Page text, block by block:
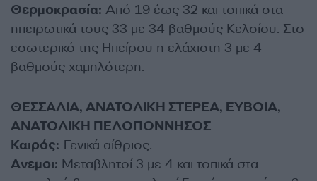
Θερμοκρασία: Από 19 έως 32 και τοπικά στα
ηπειρωτικά τους 33 με 34 βαθμούς Κελσίου. Στο
εσωτερικό της Ηπείρου η ελάχιστη 3 με 4
βαθμούς χαμηλότερη.
ΘΕΣΣΑΛΙΑ, ΑΝΑΤΟΛΙΚΗ ΣΤΕΡΕΑ, ΕΥΒΟΙΑ,
ΑΝΑΤΟΛΙΚΗ ΠΕΛΟΠΟΝΝΗΣΟΣ
Καιρός: Γενικά αίθριος.
Ανεμοι: Μεταβλητοί 3 με 4 και τοπικά στα